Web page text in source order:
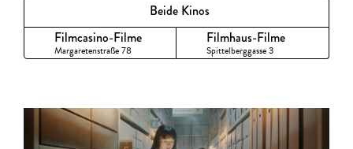
Filmcasino-Filme
Margaretenstraße 78
Beide Kinos
Filmhaus-Filme
Spittelberggasse 3